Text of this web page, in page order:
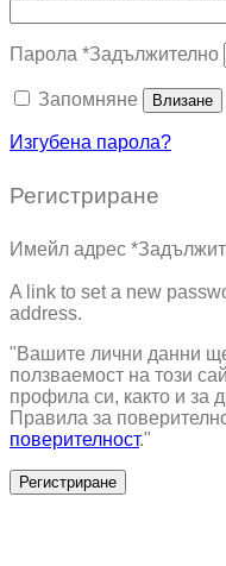
Парола *Задължително
Запомняне Влизане
Изгубена парола?
Регистриране
Имейл адрес *
A link to set a new
address.
"Вашите лични данни
ползваемост на този
профила си, както и за
Правила за
поверителност."
Регистриране